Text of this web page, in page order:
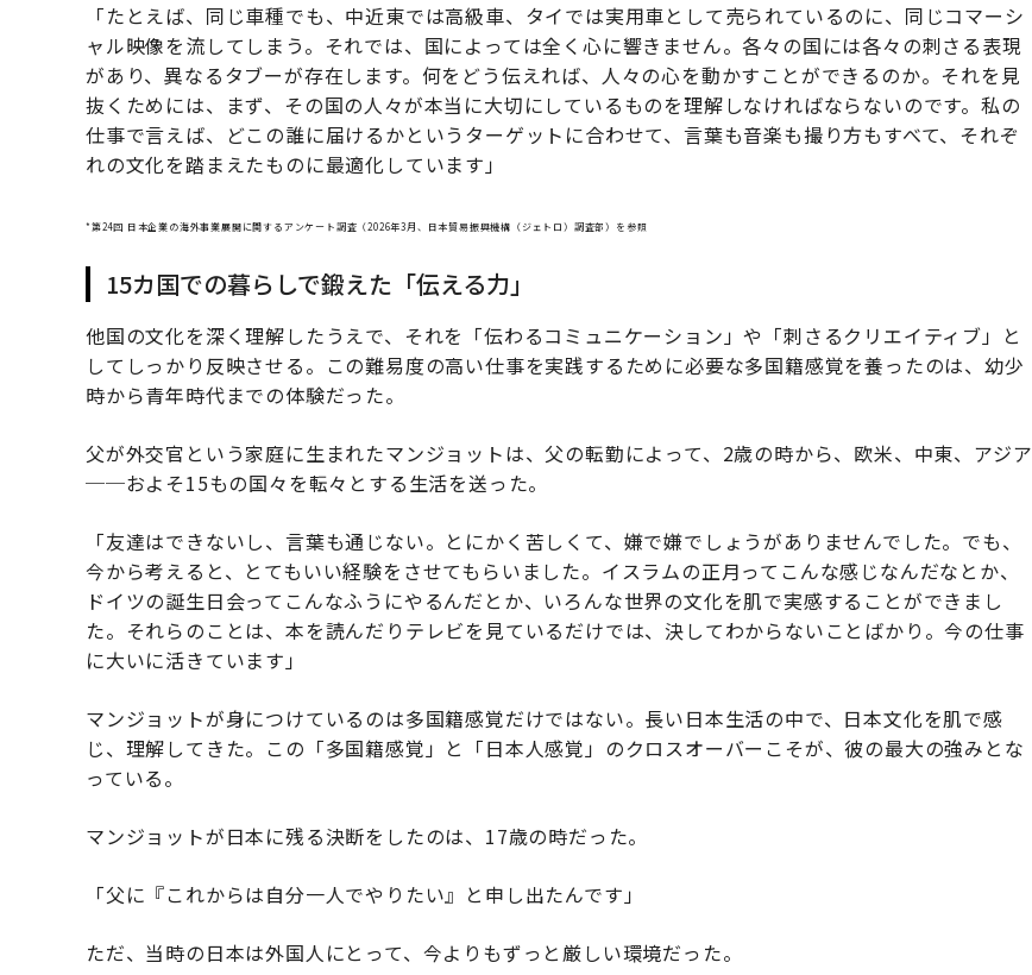
「たとえば、同じ車種でも、中近東では高級車、タイでは実用車として売られているのに、同じコマーシ
ャル映像を流してしまう。それでは、国によっては全く心に響きません。各々の国には各々の刺さる表現
があり、異なるタブーが存在します。何をどう伝えれば、人々の心を動かすことができるのか。それを見
抜くためには、まず、その国の人々が本当に大切にしているものを理解しなければならないのです。私の
仕事で言えば、どこの誰に届けるかというターゲットに合わせて、言葉も音楽も撮り方もすべて、それぞ
れの文化を踏まえたものに最適化しています」
*第24回 日本企業の海外事業展開に関するアンケート調査（2026年3月、日本貿易振興機構（ジェトロ）調査部）を参照
15カ国での暮らしで鍛えた「伝える力」
他国の文化を深く理解したうえで、それを「伝わるコミュニケーション」や「刺さるクリエイティブ」と
してしっかり反映させる。この難易度の高い仕事を実践するために必要な多国籍感覚を養ったのは、幼少
時から青年時代までの体験だった。
父が外交官という家庭に生まれたマンジョットは、父の転勤によって、2歳の時から、欧米、中東、アジア
──およそ15もの国々を転々とする生活を送った。
「友達はできないし、言葉も通じない。とにかく苦しくて、嫌で嫌でしょうがありませんでした。でも、
今から考えると、とてもいい経験をさせてもらいました。イスラムの正月ってこんな感じなんだなとか、
ドイツの誕生日会ってこんなふうにやるんだとか、いろんな世界の文化を肌で実感することができまし
た。それらのことは、本を読んだりテレビを見ているだけでは、決してわからないことばかり。今の仕事
に大いに活きています」
マンジョットが身につけているのは多国籍感覚だけではない。長い日本生活の中で、日本文化を肌で感
じ、理解してきた。この「多国籍感覚」と「日本人感覚」のクロスオーバーこそが、彼の最大の強みとな
っている。
マンジョットが日本に残る決断をしたのは、17歳の時だった。
「父に『これからは自分一人でやりたい』と申し出たんです」
ただ、当時の日本は外国人にとって、今よりもずっと厳しい環境だった。